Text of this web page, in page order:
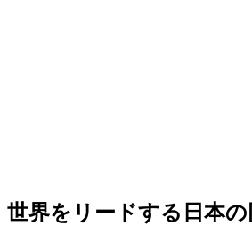
世界をリードする日本の